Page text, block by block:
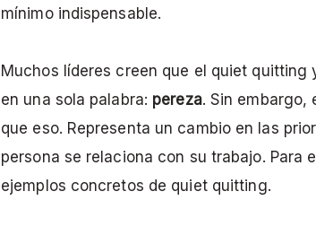
mínimo indispensable.
Muchos líderes creen que el quiet quitting
en una sola palabra: pereza. Sin embargo,
que eso. Representa un cambio en las
persona se relaciona con su trabajo. Para
ejemplos concretos de quiet quitting.